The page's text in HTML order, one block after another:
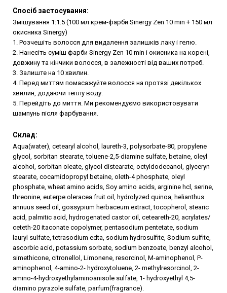
Спосіб застосування:
Змішування 1:1.5 (100 мл крем-фарби Sinergy Zen 10 min + 150 мл
окисника Sinergy)
1. Розчешіть волосся для видалення залишків лаку і гелю.
2. Нанесіть суміш фарби Sinergy Zen 10 min і окисника на корені,
довжину та кінчики волосся, в залежності від ваших потреб.
3. Залиште на 10 хвилин.
4. Перед миттям помасажуйте волосся на протязі декількох
хвилин, додаючи теплу воду.
5. Перейдіть до миття. Ми рекомендуємо використовувати
шампунь після фарбування.
Склад:
Aqua(water), cetearyl alcohol, laureth-3, polysorbate-80, propylene
glycol, sorbitan stearate, toluene-2,5-diamine sulfate, betaine, oleyl
alcohol, sorbitan oleate, glycol distearate, octyldodecanol, glyceryn
stearate, cocamidopropyl betaine, oleth-4 phosphate, oleyl
phosphate, wheat amino acids, Soy amino acids, arginine hcl, serine,
threonine, euterpe oleracea fruit oil, hydrolyzed quinoa, helianthus
annuus seed oil, gossypium herbaceum extract, tocopherol, stearic
acid, palmitic acid, hydrogenated castor oil, ceteareth-20, acrylates/
ceteth-20 itaconate copolymer, pentasodium pentetate, sodium
lauryl sulfate, tetrasodium edta, sodium hydrosulfite, Sodium sulfite,
ascorbic acid, potassium sorbate, sodium benzoate, benzyl alcohol,
simethicone, citronellol, Limonene, resorcinol, M-aminophenol, P-
aminophenol, 4-amino-2- hydroxytoluene, 2- methylresorcinol, 2-
amino-4-hydroxyethylaminoanisole sulfate, 1- hydroxyethyl 4,5-
diamino pyrazole sulfate, parfum(fragrance).
ДОГЛЯДУ
5 запитань від нашого трихолога - і твоє
волосся стане ідеальним
ПРОЙТИ ТЕСТ